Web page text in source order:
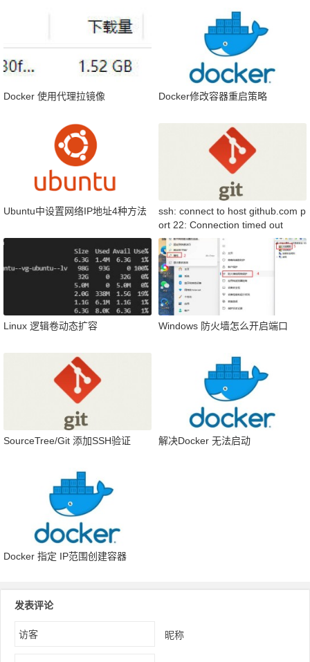
Docker 使用代理拉镜像 Docker修改容器重启策略
Ubuntu中设置网络IP地址4种方法
ssh: connect to host github.com p
ort 22: Connection timed out
Linux 逻辑卷动态扩容 Windows 防火墙怎么开启端口
SourceTree/Git 添加SSH验证 解决Docker 无法启动
Docker 指定 IP范围创建容器
发表评论
昵称